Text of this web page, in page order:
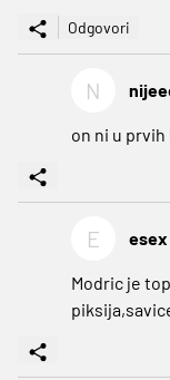
Odgovori
N
on ni u
E esex
Modric je